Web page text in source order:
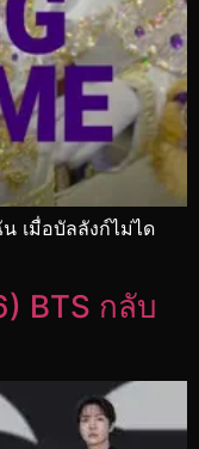
เมื่อบัลลังก์ไม่ได
BTS กลับ